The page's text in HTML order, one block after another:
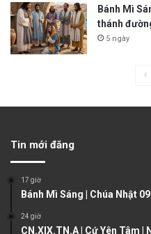
Bánh Mì
thánh
5 ngày
u
p
Tin mới đăng
17 giờ
Bánh Mì Sáng | Chúa Nhật
24 giờ
CN.XIX.TN.A | Cứ Yên Tâm |